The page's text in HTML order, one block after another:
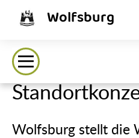
Wolfsburg
Wolfsburg stellt die